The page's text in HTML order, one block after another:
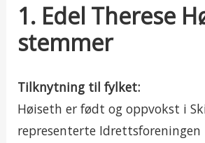
1. Edel Therese
stemmer
Tilknytning til fylket:
Høiseth er født og oppvokst i
representerte Idrettsforeningen